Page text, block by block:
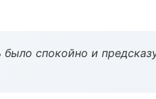
было спокойно и